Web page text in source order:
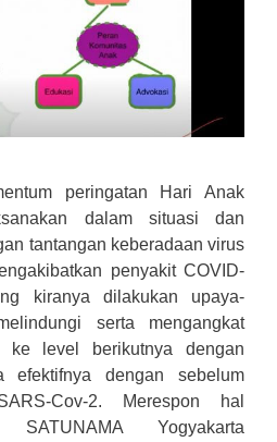
peringatan Hari Anak
dalam situasi dan
tantangan keberadaan virus
penyakit COVID-
kiranya dilakukan upaya-
serta mengangkat
ke level berikutnya dengan
efektifnya dengan sebelum
Cov-2. Merespon hal
Yogyakarta